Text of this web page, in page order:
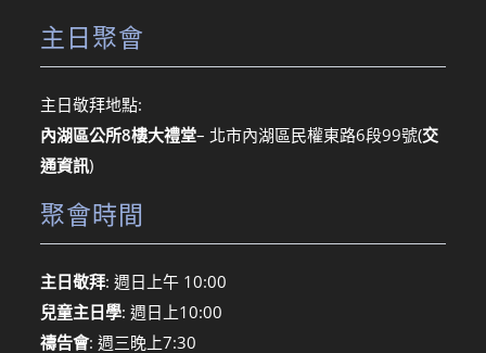
主日聚會
主日敬拜地點:
內湖區公所8樓大禮堂– 北市內湖區民權東路6段99號(交
通資訊)
聚會時間
主日敬拜: 週日上午 10:00
兒童主日學: 週日上10:00
禱告會: 週三晚上7:30